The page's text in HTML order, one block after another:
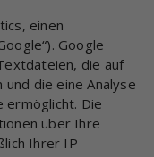
einen
Google
die auf
die eine Analyse
ermöglicht. Die
über Ihre
Ihrer IP-